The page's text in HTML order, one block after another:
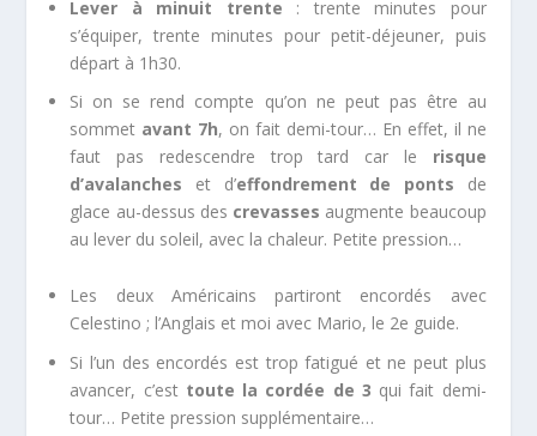
Lever à minuit trente : trente minutes pour
s’équiper, trente minutes pour petit-déjeuner, puis
départ à 1h30.
Si on se rend compte qu’on ne peut pas être au
sommet avant 7h, on fait demi-tour… En effet, il ne
faut pas redescendre trop tard car le risque
d’avalanches et d’effondrement de ponts de
glace au-dessus des crevasses augmente beaucoup
au lever du soleil, avec la chaleur. Petite pression…
Les deux Américains partiront encordés avec
Celestino ; l’Anglais et moi avec Mario, le 2e guide.
Si l’un des encordés est trop fatigué et ne peut plus
avancer, c’est toute la cordée de 3 qui fait demi-
tour… Petite pression supplémentaire…